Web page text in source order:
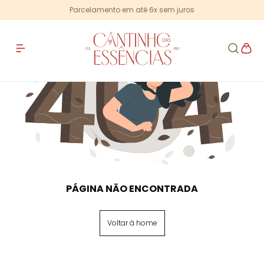
Parcelamento em até 6x sem juros
PÁGINA NÃO ENCONTRADA
Voltar à home